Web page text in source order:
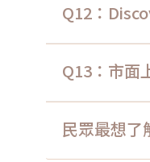
Q12：
Q13：市面
民眾最想了